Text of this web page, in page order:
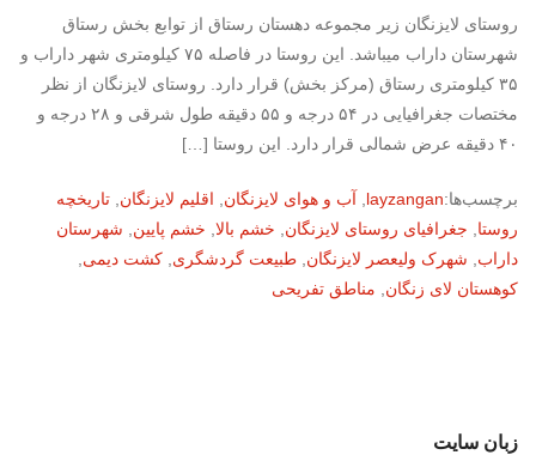
روستای لایزنگان زیر مجموعه دهستان رستاق از توابع بخش رستاق
شهرستان داراب می­باشد. این روستا در فاصله ۷۵ کیلومتری شهر داراب و
۳۵ کیلومتری رستاق (مرکز بخش) قرار دارد. روستای لایزنگان از نظر
مختصات جغرافیایی در ۵۴ درجه و ۵۵ دقیقه طول شرقی و ۲۸ درجه و
۴۰ دقیقه عرض شمالی قرار دارد. این روستا […]
برچسب‌ها:layzangan
, آب و هوای لایزنگان, اقلیم لایزنگان, تاریخچه
روستا, جغرافیای روستای لایزنگان, خشم بالا, خشم پایین, شهرستان
داراب, شهرک ولیعصر لایزنگان, طبیعت گردشگری, کشت دیمی,
کوهستان لای زنگان, مناطق تفریحی
زبان سایت